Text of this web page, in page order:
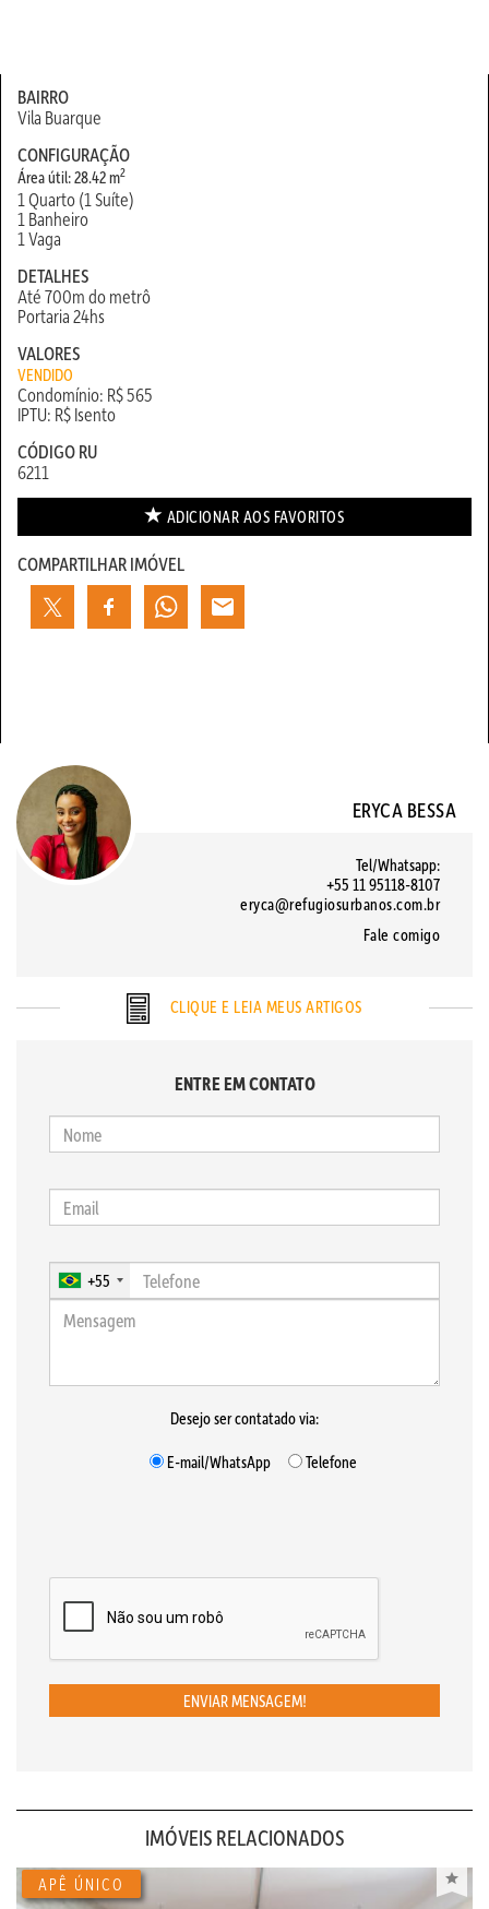
BAIRRO
Vila Buarque
CONFIGURAÇÃO
Área útil: 28.42 m2
1 Quarto (1 Suíte)
1 Banheiro
1 Vaga
DETALHES
Até 700m do metrô
Portaria 24hs
VALORES
VENDIDO
Condomínio: R$ 565
IPTU: R$ Isento
CÓDIGO RU
6211
ADICIONAR AOS FAVORITOS
COMPARTILHAR IMÓVEL
ERYCA BESSA
Tel/Whatsapp:
+55 11 95118-8107
eryca@refugiosurbanos.com.br
Fale comigo
CLIQUE E LEIA MEUS ARTIGOS
ENTRE EM CONTATO
+55
Desejo ser contatado via:
E-mail/WhatsApp
Telefone
ENVIAR MENSAGEM!
IMÓVEIS RELACIONADOS